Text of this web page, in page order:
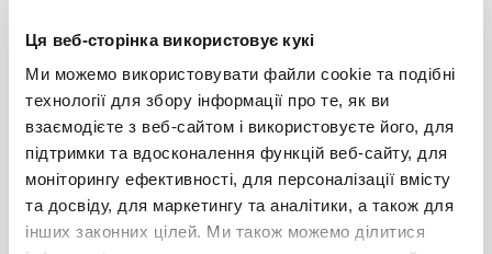
Ця веб-сторінка використовує кукі
Ми можемо використовувати файли cookie та подібні
технології для збору інформації про те, як ви
взаємодієте з веб-сайтом і використовуєте його, для
підтримки та вдосконалення функцій веб-сайту, для
моніторингу ефективності, для персоналізації вмісту
та досвіду, для маркетингу та аналітики, а також для
інших законних цілей. Ми також можемо ділитися
Зверев Александр
14 августа 2019 16:31
В новом (нынешнем) дизайнере процессов серьёзно
урезали возможности формул. Если в 5.Х и ранних 7.Х там
можно было написать кусочек C#-кода с вызовом
функций, то сейчас — только функции из перечня в